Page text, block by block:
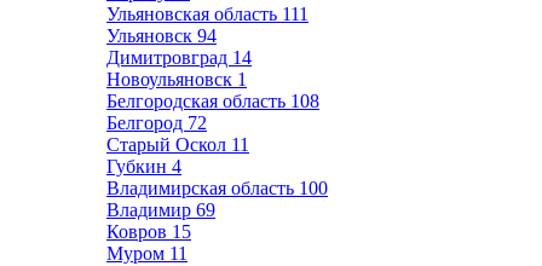
Ульяновская область 111
Ульяновск 94
Димитровград 14
Новоульяновск 1
Белгородская область 108
Белгород 72
Старый Оскол 11
Губкин 4
Владимирская область 100
Владимир 69
Ковров 15
Муром 11